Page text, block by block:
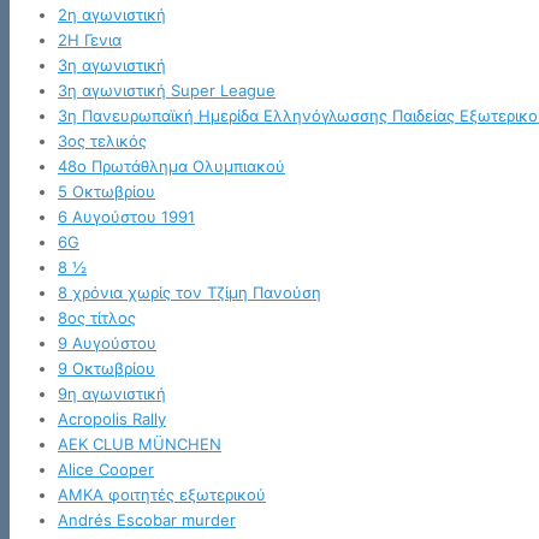
2η αγωνιστική
2Η Γενια
3η αγωνιστική
3η αγωνιστική Super League
3η Πανευρωπαϊκή Ημερίδα Ελληνόγλωσσης Παιδείας
3ος τελικός
48ο Πρωτάθλημα Ολυμπιακού
5 Οκτωβρίου
6 Αυγούστου 1991
6G
8 ½
8 χρόνια χωρίς τον Τζίμη Πανούση
8ος τίτλος
9 Αυγούστου
9 Οκτωβρίου
9η αγωνιστική
Acropolis Rally
AEK CLUB MÜNCHEN
Alice Cooper
AMKA φοιτητές εξωτερικού
Andrés Escobar murder